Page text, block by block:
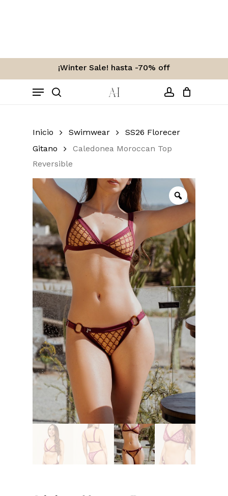
¡Winter Sale! hasta -70% off
Menu
Inicio Swimwear
SS26 Florecer
Gitano
Caledonea Moroccan Top
Reversible